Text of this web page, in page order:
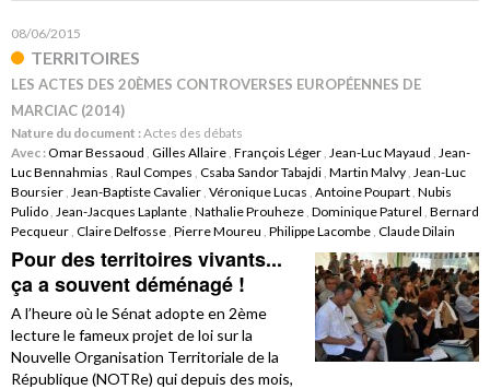
08/06/2015
TERRITOIRES
LES ACTES DES 20ÈMES CONTROVERSES EUROPÉENNES DE
MARCIAC (2014)
Nature du document :Actes des débats
Avec :Omar Bessaoud , Gilles Allaire , François Léger , Jean-Luc Mayaud , Jean-
Luc Bennahmias , Raul Compes , Csaba Sandor Tabajdi , Martin Malvy , Jean-Luc
Boursier , Jean-Baptiste Cavalier , Véronique Lucas , Antoine Poupart , Nubis
Pulido , Jean-Jacques Laplante , Nathalie Prouheze , Dominique Paturel , Bernard
Pecqueur , Claire Delfosse , Pierre Moureu , Philippe Lacombe , Claude Dilain
Pour des territoires vivants...
ça a souvent déménagé !
A l’heure où le Sénat adopte en 2ème
lecture le fameux projet de loi sur la
Nouvelle Organisation Territoriale de la
République (NOTRe) qui depuis des mois,